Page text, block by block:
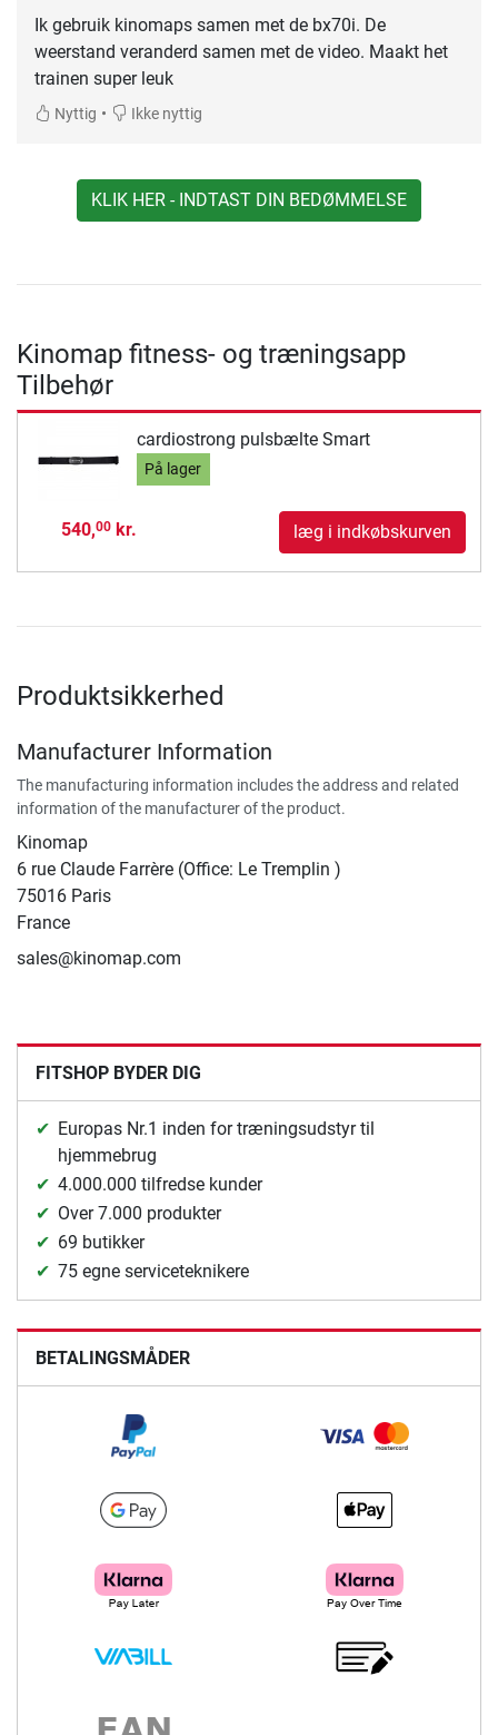
Ik gebruik kinomaps samen met de bx70i. De
weerstand veranderd samen met de video. Maakt het
trainen super leuk
Nyttig • Ikke nyttig
KLIK HER - INDTAST DIN BEDØMMELSE
Kinomap fitness- og træningsapp
Tilbehør
cardiostrong pulsbælte Smart
På lager
540,00kr. læg i indkøbskurven
Produktsikkerhed
Manufacturer Information
The manufacturing information includes the address and related
information of the manufacturer of the product.
Kinomap
6 rue Claude Farrère (Office: Le Tremplin )
75016 Paris
France
sales@kinomap.com
FITSHOP BYDER DIG
Europas Nr.1 inden for træningsudstyr til
hjemmebrug
4.000.000 tilfredse kunder
Over 7.000 produkter
69 butikker
75 egne serviceteknikere
BETALINGSMÅDER